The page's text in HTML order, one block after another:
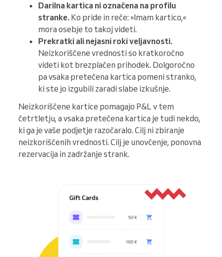
Darilna kartica ni označena na profilu
stranke. Ko pride in reče: »Imam kartico,«
mora osebje to takoj videti.
Prekratki ali nejasni roki veljavnosti.
Neizkoriščene vrednosti so kratkoročno
videti kot brezplačen prihodek. Dolgoročno
pa vsaka pretečena kartica pomeni stranko,
ki ste jo izgubili zaradi slabe izkušnje.
Neizkoriščene kartice pomagajo P&L v tem
četrtletju, a vsaka pretečena kartica je tudi nekdo,
ki ga je vaše podjetje razočaralo. Cilj ni zbiranje
neizkoriščenih vrednosti. Cilj je unovčenje, ponovna
rezervacija in zadržanje strank.